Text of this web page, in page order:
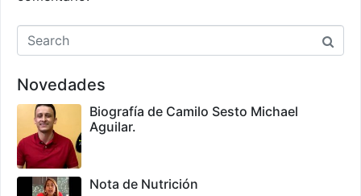
Novedades
Biografía de Camilo Sesto Michael
Aguilar.
Nota de Nutrición